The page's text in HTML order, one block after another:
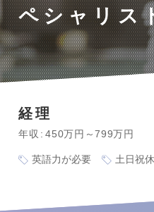
ペシャリス
経理
年収 450万円～799万円
英語力が必要 土日祝